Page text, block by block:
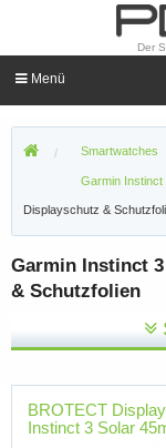
Der
Menü
Smartwatches
Garmin Instinct
Displayschutz &
Garmin Instinct
& Schutzfolien
BROTECT
Instinct 3 Solar